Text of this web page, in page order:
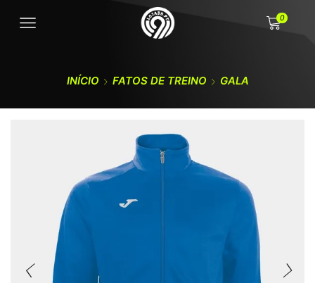
0
INÍCIO FATOS DE TREINO GALA